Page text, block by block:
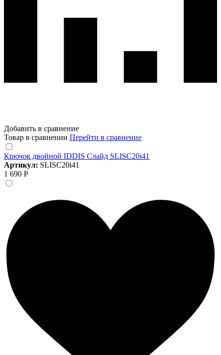
Добавить в сравнение
Товар в сравнении Перейти в сравнение
Крючок двойной IDDIS Слайд SLISC20i41
Артикул: SLISC20i41
1 690 Р